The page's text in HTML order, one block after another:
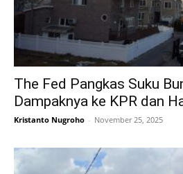
The Fed Pangkas Suku
Dampaknya ke KPR dan
Kristanto Nugroho - November 25, 2025